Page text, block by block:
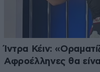
Ίντρα Κέιν:
Αφροέλληνες θα